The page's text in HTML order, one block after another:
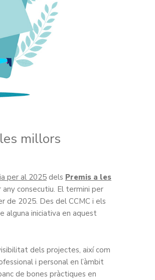
millors
per al 2025 dels Premis a les
consecutiu. El termini per
de 2025. Des del CCMC i els
alguna iniciativa en aquest
dels projectes, així com
i personal en l’àmbit
de bones pràctiques en